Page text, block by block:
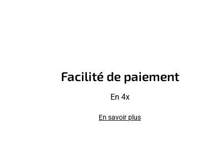
Facilité de paiement
En 4x
En savoir plus